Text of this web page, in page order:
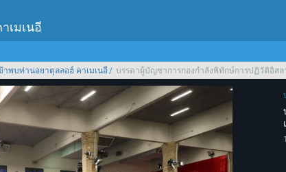
เมเนอี
พบท่านอยาตุลลอฮ์ คาเมเนอี บรรดาผู้บัญชาการกองกำลังพิทักษ์การปฏิวัติอิส